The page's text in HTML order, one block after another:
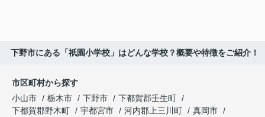
下野市にある「祇園小学校」はどんな学校？概要や特徴をご紹介！
市区町村から探す
小山市
栃木市 下野市
下都賀郡壬生町
下都賀郡野木町
宇都宮市 河内郡上三川町
真岡市